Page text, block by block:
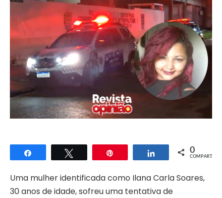
Compartilhar Compartilhar
0
COMPART.
Uma mulher identificada como Ilana Carla Soares,
30 anos de idade, sofreu uma tentativa de